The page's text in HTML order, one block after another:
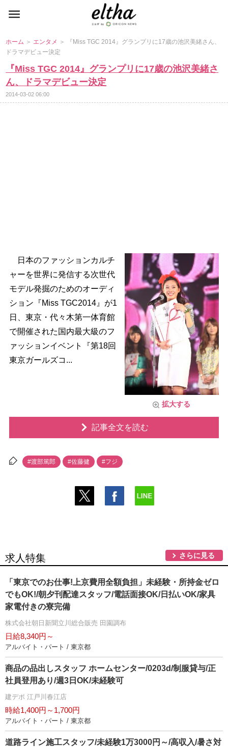
ホーム ＞ エンタメ ＞ 『Miss TGC 2014』グランプリに17歳の池沢美緒さん、
ドラマデビュー決定
『Miss TGC 2014』グランプリに17歳の池沢美緒さ
ん、ドラマデビュー決定
2014-03-02 06:00
拡大する
日本のファッションカルチ
ャーを世界に発信する次世代
モデル発掘のためのオーディ
ション『Miss TGC2014』が1
日、東京・代々木第一体育館
で開催された国内最大級のフ
ァッションイベント『第18回
東京ガールズコ...
記事全文を読む
#渡部篤郎 #佐藤健 #フジ
求人特集 さらに見る
「東京でのお仕事!上京費用全額負担」未経験・所持金ゼロ
でもOK!/朝夕刊配達スタッフ/電話面接OK/日払いOK/家具
家電付きの寮完備
株式会社朝日新聞立川総合販売 田園調布
日給8,340円～
アルバイト・パート / 東京都
商品の品出しスタッフ ホームセンター/0203d/制服貸与/正
社員登用あり/週3日OK/未経験可
建デポ 江戸川春江店
時給1,400円～1,700円
アルバイト・パート / 東京都
道路ライン施工スタッフ/未経験1万3000円～/高収入/暑さ対